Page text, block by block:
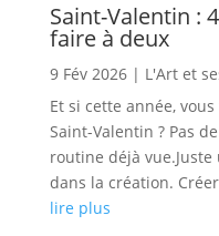
Saint-Valentin :
faire à deux
9 Fév 2026| L'Art et
Et si cette année,
Saint-Valentin ? Pas
routine déjà
dans la création.
lire plus